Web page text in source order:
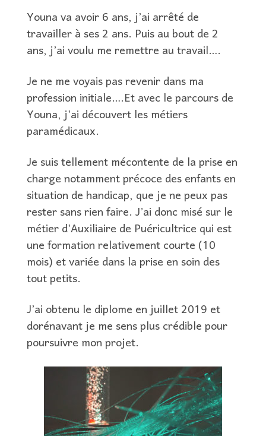
Youna va avoir 6 ans, j’ai arrêté de
travailler à ses 2 ans. Puis au bout de 2
ans, j’ai voulu me remettre au travail….
Je ne me voyais pas revenir dans ma
profession initiale….Et avec le parcours de
Youna, j’ai découvert les métiers
paramédicaux.
Je suis tellement mécontente de la prise en
charge notamment précoce des enfants en
situation de handicap, que je ne peux pas
rester sans rien faire. J’ai donc misé sur le
métier d’Auxiliaire de Puéricultrice qui est
une formation relativement courte (10
mois) et variée dans la prise en soin des
tout petits.
J’ai obtenu le diplome en juillet 2019 et
dorénavant je me sens plus crédible pour
poursuivre mon projet.